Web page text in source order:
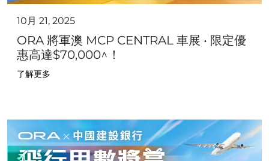
10月 21, 2025
ORA 將軍澳 MCP CENTRAL 車展 • 限定優
惠高達$70,000^！
了解更多